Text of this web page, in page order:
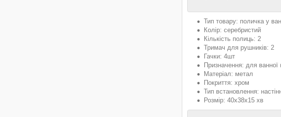
Тип товару: поличка у
Колір: серебристий
Кількість полиць: 2
Тримач для рушників: 2
Гачки: 4шт
Призначення: для ванної
Матеріал: метал
Покриття: хром
Тип встановлення:
Розмір: 40х38х15 хв